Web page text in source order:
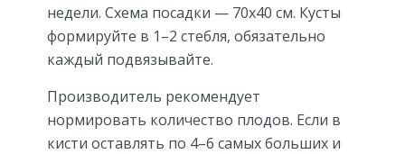
недели. Схема посадки — 70х40 см. Кусты
формируйте в 1–2 стебля, обязательно
каждый подвязывайте.
Производитель рекомендует
нормировать количество плодов. Если в
кисти оставлять по 4–6 самых больших и